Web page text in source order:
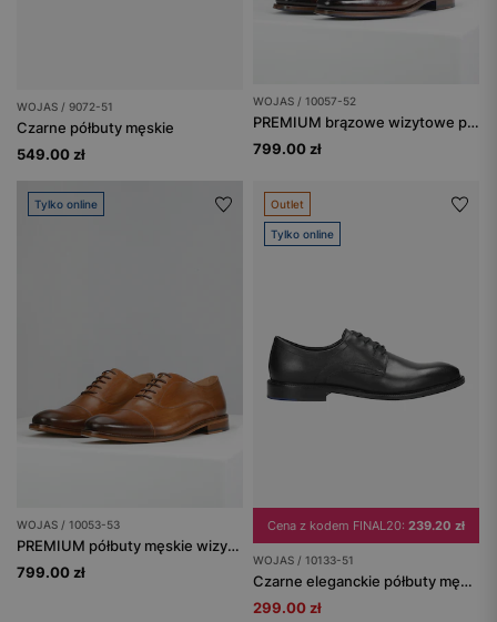
WOJAS / 9072-51
Czarne półbuty męskie
549.00 zł
WOJAS / 10057-52
PREMIUM brązowe wizytowe półbuty męskie z niebieskim wnętrzem
799.00 zł
Tylko online
WOJAS / 10053-53
PREMIUM półbuty męskie wizytowe ze skórzaną podeszwą
799.00 zł
Outlet
Tylko online
Cena z kodem FINAL20: 239.20 zł
WOJAS / 10133-51
Czarne eleganckie półbuty męskie sznurowane
299.00 zł